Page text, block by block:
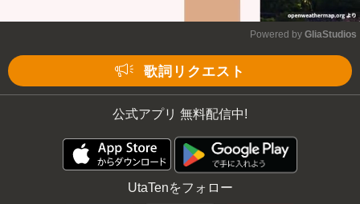
Powered by GliaStudios
歌詞リクエスト
公式アプリ 無料配信中!
UtaTenをフォロー